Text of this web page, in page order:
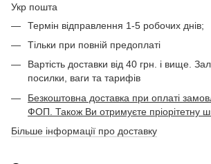
Укр пошта
Термін відправлення 1-5 робочих днів;
Тільки при повній предоплаті
Вартість доставки від 40 грн. і вище.
посилки, ваги та тарифів
Безкоштовна доставка при оплаті
ФОП. Також Ви отримуєте пріорітетну
Більше інформації про доставку